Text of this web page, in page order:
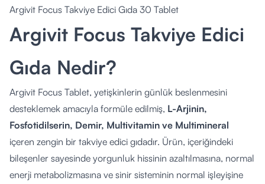
Argivit Focus Takviye Edici Gıda 30 Tablet
Argivit Focus Takviye Edici
Gıda Nedir?
Argivit Focus Tablet, yetişkinlerin günlük beslenmesini
desteklemek amacıyla formüle edilmiş, L-Arjinin,
Fosfotidilserin, Demir, Multivitamin ve Multimineral
içeren zengin bir takviye edici gıdadır. Ürün, içeriğindeki
bileşenler sayesinde yorgunluk hissinin azaltılmasına, normal
enerji metabolizmasına ve sinir sisteminin normal işleyişine